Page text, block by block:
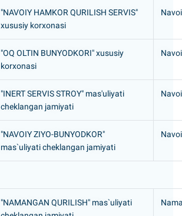
"NAVOIY HAMKOR QURILISH SERVIS"
xususiy korxonasi
"OQ OLTIN BUNYODKORI" xususiy
korxonasi
"INERT SERVIS STROY" mas'uliyati
cheklangan jamiyati
"NAVOIY ZIYO-BUNYODKOR"
mas`uliyati cheklangan jamiyati
"NAMANGAN QURILISH" mas`uliyati